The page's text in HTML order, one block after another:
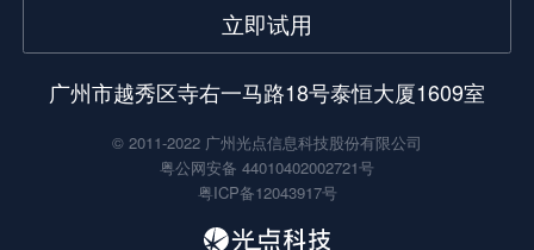
立即试用
广州市越秀区寺右一马路18号泰恒大厦1609室
© 2011-2022 广州光点信息科技股份有限公司
粤公网安备 44010402002721号
粤ICP备12043917号